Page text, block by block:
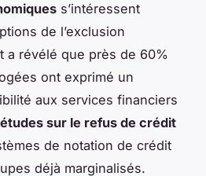
s’intéressent
de l’exclusion
a révélé que près de 60%
ont exprimé un
aux services financiers
études sur le refus de crédit
de notation de crédit
déjà marginalisés.